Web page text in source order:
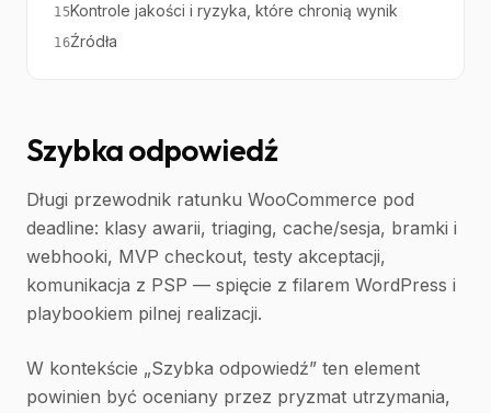
15Kontrole jakości i ryzyka, które chronią wynik
16Źródła
Szybka odpowiedź
Długi przewodnik ratunku WooCommerce pod
deadline: klasy awarii, triaging, cache/sesja, bramki i
webhooki, MVP checkout, testy akceptacji,
komunikacja z PSP — spięcie z filarem WordPress i
playbookiem pilnej realizacji.
W kontekście „Szybka odpowiedź” ten element
powinien być oceniany przez pryzmat utrzymania,